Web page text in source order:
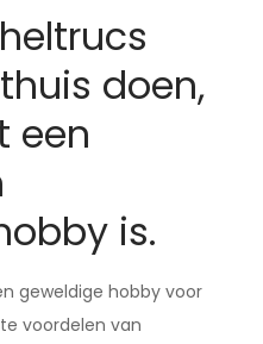
doen,
een
is.
geweldige hobby voor
voordelen van